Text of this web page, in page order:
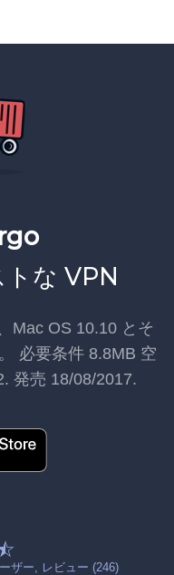
な VPN
Mac OS 10.10 とそ
必要条件 8.8MB 空
. 発売 18/08/2017.
ザー , レビュー (246)